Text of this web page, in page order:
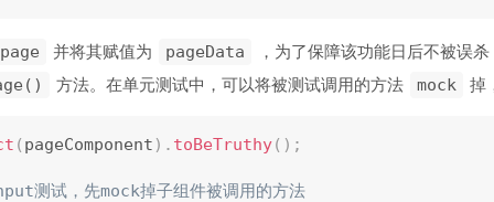
page 并将其赋值为 pageData ，为了保障该功能日后不被误
方法。在单元测试中，可以将被测试调用的方法 mock 掉
( pageComponent ) . toBeTruthy( ) ;
测试，先mock掉子组件被调用的方法